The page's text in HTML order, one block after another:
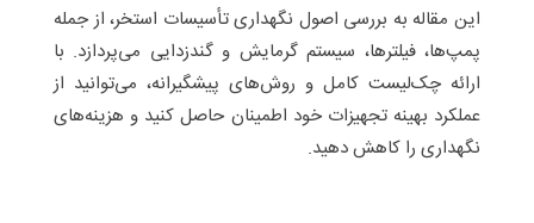
این مقاله به بررسی اصول نگهداری تأسیسات استخر، از جمله
پمپ‌ها، فیلترها، سیستم گرمایش و گندزدایی می‌پردازد. با
ارائه چک‌لیست کامل و روش‌های پیشگیرانه، می‌توانید از
عملکرد بهینه تجهیزات خود اطمینان حاصل کنید و هزینه‌های
نگهداری را کاهش دهید.